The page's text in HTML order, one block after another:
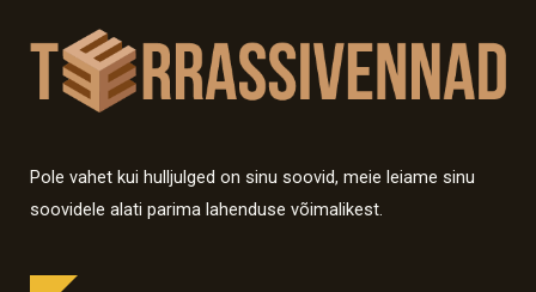
Pole vahet kui hulljulged on sinu soovid, meie leiame sinu
soovidele alati parima lahenduse võimalikest.